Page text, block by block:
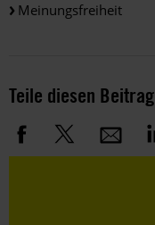
Meinungsfreiheit
Teile diesen Beitrag